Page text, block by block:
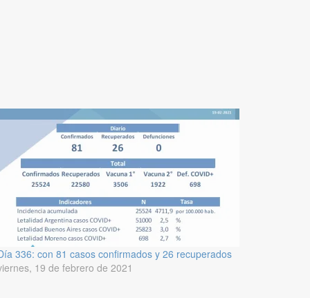
336: con 81 casos confirmados y 26 recuperados
19 de febrero de 2021